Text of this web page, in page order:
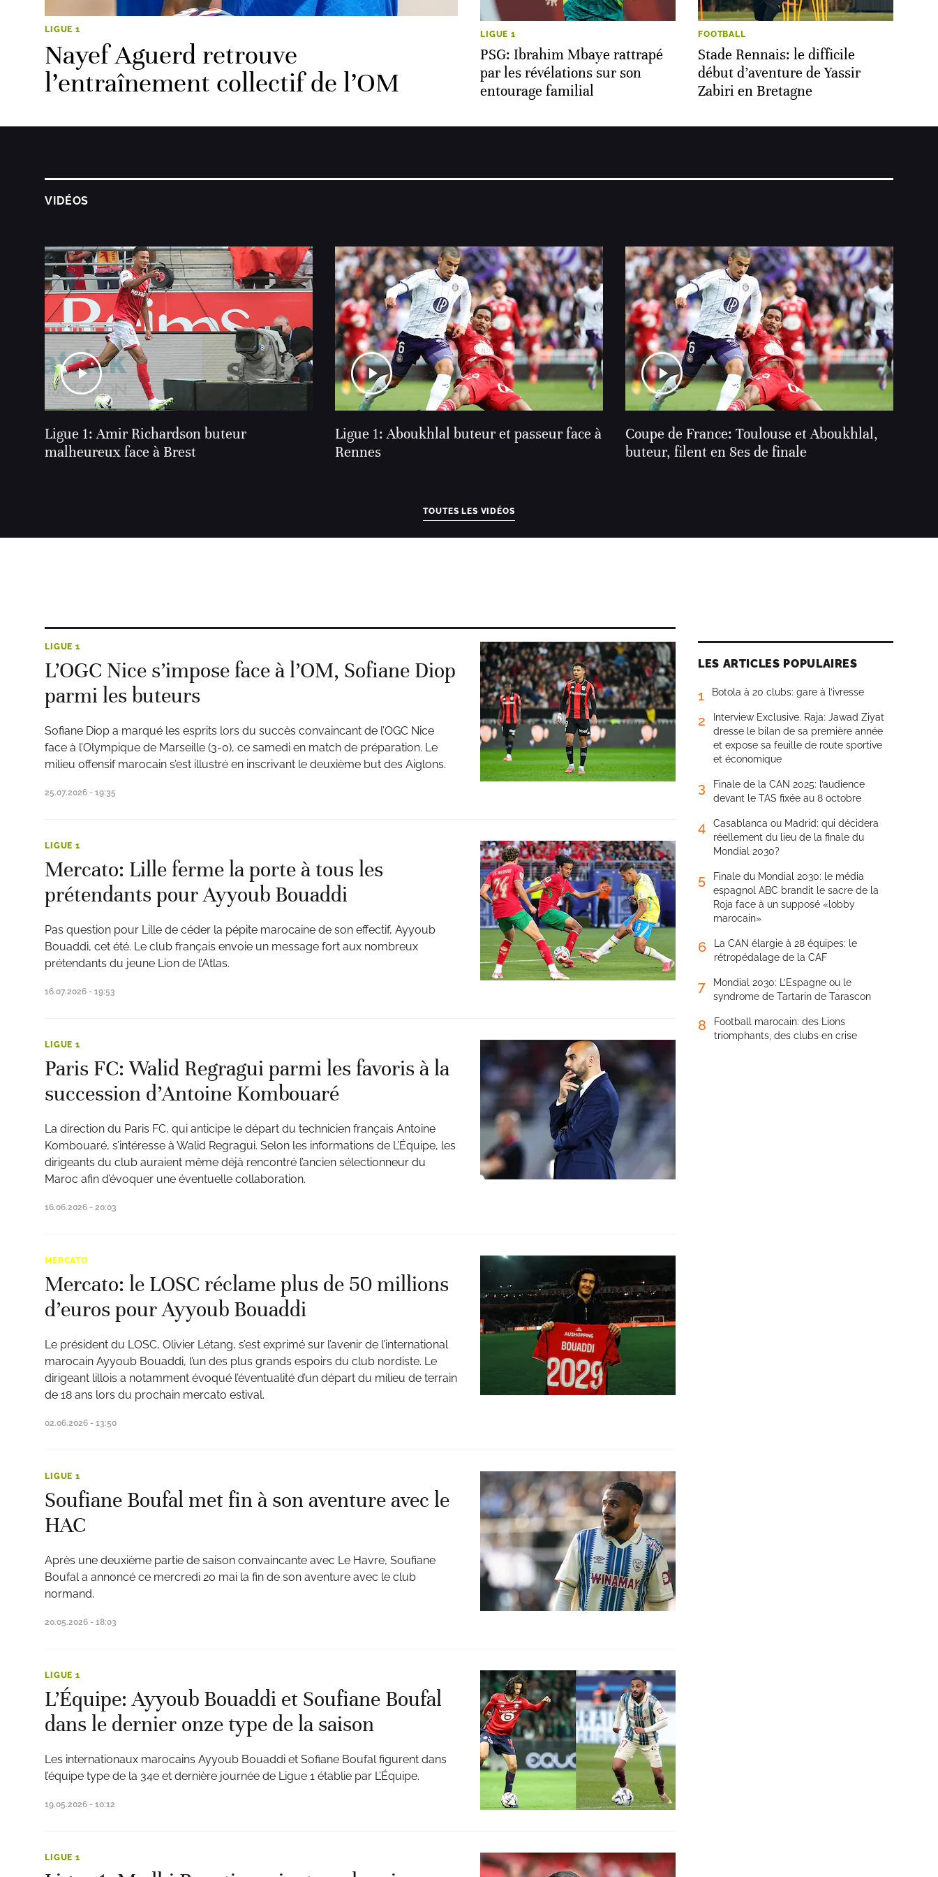
LIGUE 1
Nayef Aguerd retrouve
l’entraînement collectif de l’OM
LIGUE 1
PSG: Ibrahim Mbaye rattrapé
par les révélations sur son
entourage familial
FOOTBALL
Stade Rennais: le difficile
début d’aventure de Yassir
Zabiri en Bretagne
VIDÉOS
Ligue 1: Amir Richardson buteur
malheureux face à Brest
Ligue 1: Aboukhlal buteur et passeur face à
Rennes
Coupe de France: Toulouse et Aboukhlal,
buteur, filent en 8es de finale
TOUTES LES VIDÉOS
LIGUE 1
L’OGC Nice s’impose face à l’OM, Sofiane Diop
parmi les buteurs
Sofiane Diop a marqué les esprits lors du succès convaincant de l’OGC Nice
face à l’Olympique de Marseille (3-0), ce samedi en match de préparation. Le
milieu offensif marocain s’est illustré en inscrivant le deuxième but des Aiglons.
25.07.2026 - 19:35
LIGUE 1
Mercato: Lille ferme la porte à tous les
prétendants pour Ayyoub Bouaddi
Pas question pour Lille de céder la pépite marocaine de son effectif, Ayyoub
Bouaddi, cet été. Le club français envoie un message fort aux nombreux
prétendants du jeune Lion de l’Atlas.
16.07.2026 - 19:53
LIGUE 1
Paris FC: Walid Regragui parmi les favoris à la
succession d’Antoine Kombouaré
La direction du Paris FC, qui anticipe le départ du technicien français Antoine
Kombouaré, s’intéresse à Walid Regragui. Selon les informations de L’Équipe, les
dirigeants du club auraient même déjà rencontré l’ancien sélectionneur du
Maroc afin d’évoquer une éventuelle collaboration.
16.06.2026 - 20:03
MERCATO
Mercato: le LOSC réclame plus de 50 millions
d’euros pour Ayyoub Bouaddi
Le président du LOSC, Olivier Létang, s’est exprimé sur l’avenir de l’international
marocain Ayyoub Bouaddi, l’un des plus grands espoirs du club nordiste. Le
dirigeant lillois a notamment évoqué l’éventualité d’un départ du milieu de terrain
de 18 ans lors du prochain mercato estival.
02.06.2026 - 13:50
LIGUE 1
Soufiane Boufal met fin à son aventure avec le
HAC
Après une deuxième partie de saison convaincante avec Le Havre, Soufiane
Boufal a annoncé ce mercredi 20 mai la fin de son aventure avec le club
normand.
20.05.2026 - 18:03
LIGUE 1
L’Équipe: Ayyoub Bouaddi et Soufiane Boufal
dans le dernier onze type de la saison
Les internationaux marocains Ayyoub Bouaddi et Sofiane Boufal figurent dans
l’équipe type de la 34e et dernière journée de Ligue 1 établie par L’Équipe.
19.05.2026 - 10:12
LIGUE 1
LES ARTICLES POPULAIRES
1 Botola à 20 clubs: gare à l’ivresse
2
Interview Exclusive. Raja: Jawad Ziyat
dresse le bilan de sa première année
et expose sa feuille de route sportive
et économique
3
Finale de la CAN 2025: l’audience
devant le TAS fixée au 8 octobre
4
Casablanca ou Madrid: qui décidera
réellement du lieu de la finale du
Mondial 2030?
5
Finale du Mondial 2030: le média
espagnol ABC brandit le sacre de la
Roja face à un supposé «lobby
marocain»
6
La CAN élargie à 28 équipes: le
rétropédalage de la CAF
7
Mondial 2030: L’Espagne ou le
syndrome de Tartarin de Tarascon
8
Football marocain: des Lions
triomphants, des clubs en crise